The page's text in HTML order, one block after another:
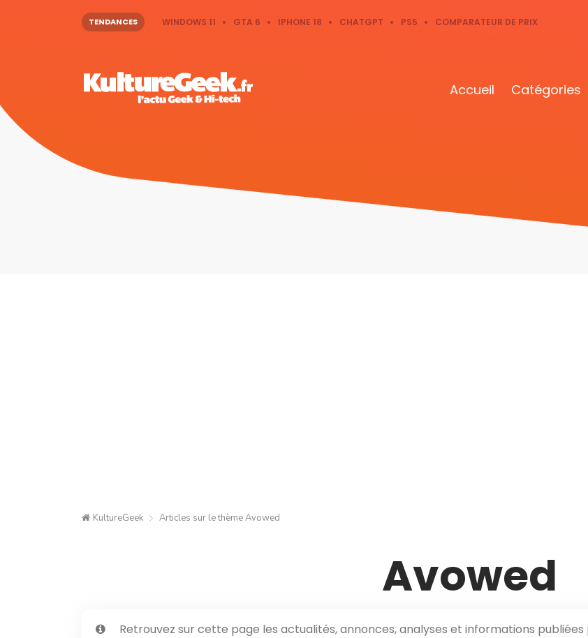
TENDANCES WINDOWS 11 GTA 6 IPHONE 18 CHATGPT PS5 COMPARATEUR DE PRIX
Accueil Catégories
KultureGeek Articles sur le thèmeAvowed
Avowed
Retrouvez sur cette page les actualités, annonces, analyses et informations publiées